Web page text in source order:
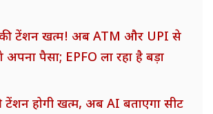
की टेंशन खत्म! अब ATM और UPI से
पैसा; EPFO ला रहा है बड़ा
टेंशन होगी खत्म, अब AI बताएगा सीट